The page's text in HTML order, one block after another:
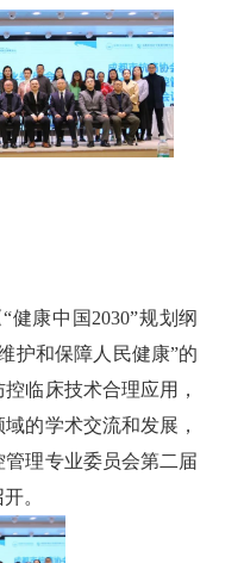
康中国2030”规划纲
护和保障人民健康”的
临床技术合理应用，
的学术交流和发展，
理专业委员会第二届
。